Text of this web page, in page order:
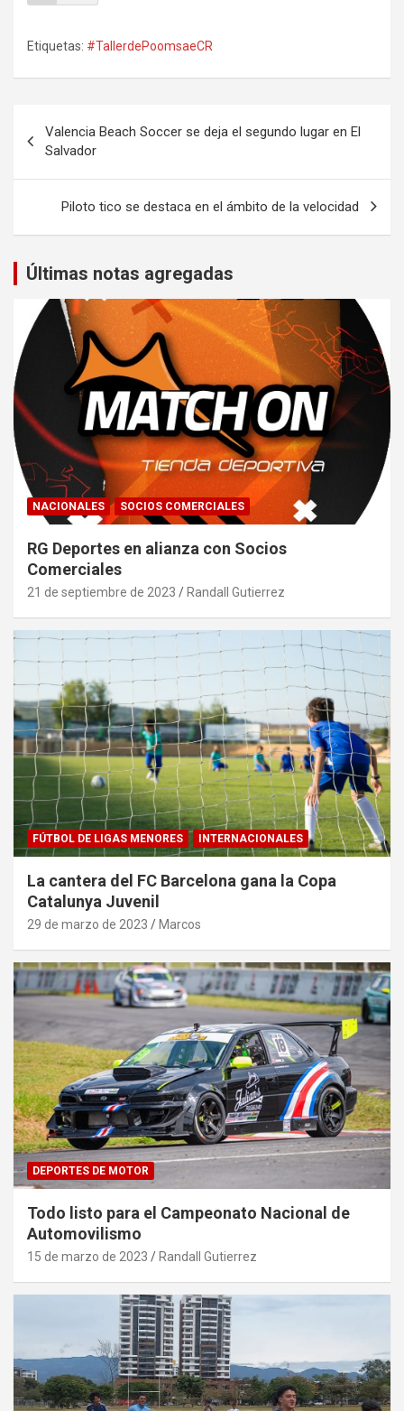
Etiquetas: #TallerdePoomsaeCR
de
entradas
Valencia Beach Soccer se deja el segundo lugar en El
Salvador
Piloto tico se destaca en el ámbito de la velocidad
Últimas notas agregadas
NACIONALES SOCIOS COMERCIALES
RG Deportes en alianza con Socios
Comerciales
21 de septiembre de 2023 Randall Gutierrez
FÚTBOL DE LIGAS MENORES INTERNACIONALES
La cantera del FC Barcelona gana la Copa
Catalunya Juvenil
29 de marzo de 2023 Marcos
DEPORTES DE MOTOR
Todo listo para el Campeonato Nacional de
Automovilismo
15 de marzo de 2023 Randall Gutierrez